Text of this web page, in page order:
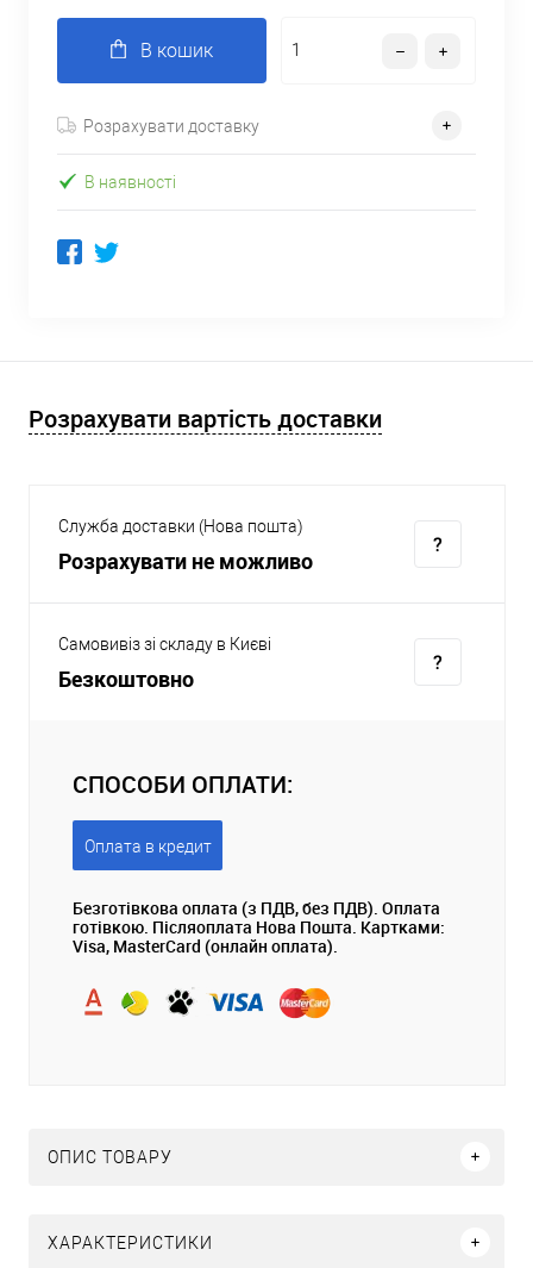
В кошик
Розрахувати доставку
В наявності
Розрахувати вартість доставки
Служба доставки (Нова пошта)
Розрахувати не можливо
Самовивіз зі складу в Києві
Безкоштовно
СПОСОБИ ОПЛАТИ:
Оплата в кредит
Безготівкова оплата (з ПДВ, без ПДВ). Оплата
готівкою. Післяоплата Нова Пошта. Картками:
Visa, MasterCard (онлайн оплата).
ОПИС ТОВАРУ
ХАРАКТЕРИСТИКИ